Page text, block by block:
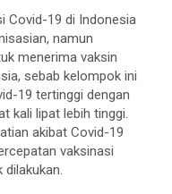
Covid-19 di Indonesia
namun
menerima vaksin
sebab kelompok ini
19 tertinggi dengan
kali lipat lebih tinggi.
akibat Covid-19
vaksinasi